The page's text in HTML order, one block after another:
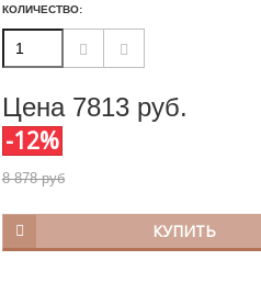
КОЛИЧЕСТВО:
Цена 7813руб.
-12%
8 878 руб
КУПИТЬ